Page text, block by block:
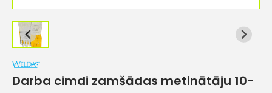
Darba cimdi zamšādas metinātāju 10-